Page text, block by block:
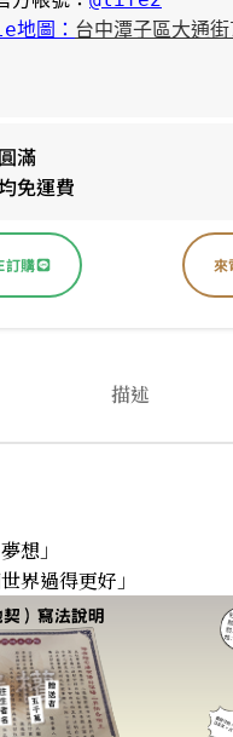
地圖： 台中潭子區大通
滿
免運費
訂購 來
描述
想」
界過得更好」